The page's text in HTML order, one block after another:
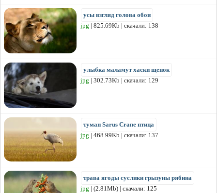
усы взгляд голова обои
jpg | 825.69Kb | скачали: 138
улыбка маламут хаски щенок
jpg | 302.73Kb | скачали: 129
туман Sarus Crane птица
jpg | 468.99Kb | скачали: 137
трава ягоды суслики грызуны рябина
jpg | (2.81Mb) | скачали: 125